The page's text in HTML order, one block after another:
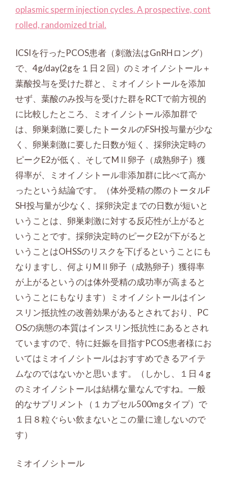
oplasmic sperm injection cycles. A prospective, cont
rolled, randomized trial.
ICSIを行ったPCOS患者（刺激法はGnRHロング）
で、4g/day(2gを１日２回）のミオイノシトール＋
葉酸投与を受けた群と、ミオイノシトールを添加
せず、葉酸のみ投与を受けた群をRCTで前方視的
に比較したところ、ミオイノシトール添加群で
は、卵巣刺激に要したトータルのFSH投与量が少な
く、卵巣刺激に要した日数が短く、採卵決定時の
ピークE2が低く、そしてMⅡ卵子（成熟卵子）獲
得率が、ミオイノシトール非添加群に比べて高か
ったという結論です。（体外受精の際のトータルF
SH投与量が少なく、採卵決定までの日数が短いと
いうことは、卵巣刺激に対する反応性が上がると
いうことです。採卵決定時のピークE2が下がると
いうことはOHSSのリスクを下げるということにも
なりますし、何よりMⅡ卵子（成熟卵子）獲得率
が上がるというのは体外受精の成功率が高まると
いうことにもなります）ミオイノシトールはイン
スリン抵抗性の改善効果があるとされており、PC
OSの病態の本質はインスリン抵抗性にあるとされ
ていますので、特に妊娠を目指すPCOS患者様にお
いてはミオイノシトールはおすすめできるアイテ
ムなのではないかと思います。（しかし、１日４g
のミオイノシトールは結構な量なんですね。一般
的なサプリメント（１カプセル500mgタイプ）で
１日８粒ぐらい飲まないとこの量に達しないので
す）
ミオイノシトール